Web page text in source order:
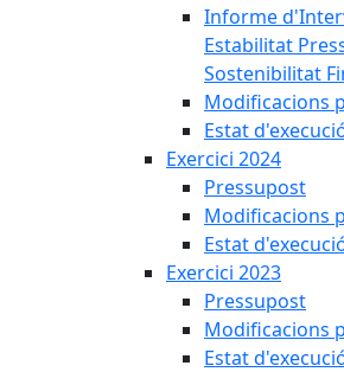
Informe
Estabilitat
Sostenibilitat
Modificacions
Estat
Exercici 2024
Pressupost
Modificacions
Estat
Exercici 2023
Pressupost
Modificacions
Estat